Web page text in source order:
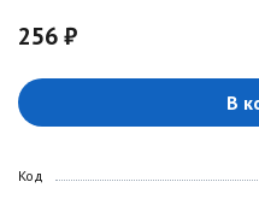
256 ₽
В
Код